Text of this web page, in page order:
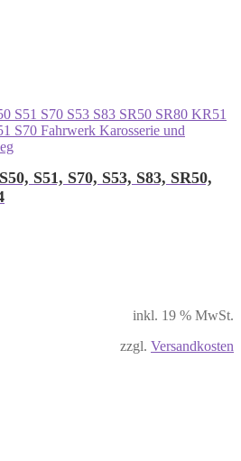
S51, S70, S53, S83, SR50,
inkl. 19 % MwSt.
zzgl. Versandkosten